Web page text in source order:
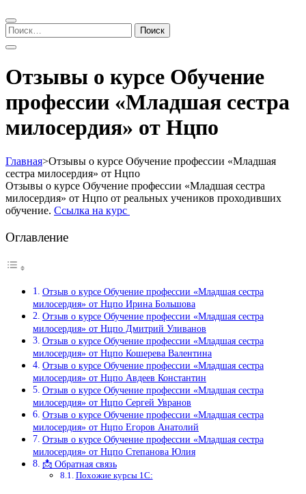
Найти:
Отзывы о курсе Обучение
профессии «Младшая сестра
милосердия» от Нцпо
Главная>Отзывы о курсе Обучение профессии «Младшая
сестра милосердия» от Нцпо
Отзывы о курсе Обучение профессии «Младшая сестра
милосердия» от Нцпо от реальных учеников проходивших
обучение. Ссылка на курс
Оглавление
Отзыв о курсе Обучение профессии «Младшая сестра
милосердия» от Нцпо Ирина Большова
Отзыв о курсе Обучение профессии «Младшая сестра
милосердия» от Нцпо Дмитрий Уливанов
Отзыв о курсе Обучение профессии «Младшая сестра
милосердия» от Нцпо Кошерева Валентина
Отзыв о курсе Обучение профессии «Младшая сестра
милосердия» от Нцпо Авдеев Константин
Отзыв о курсе Обучение профессии «Младшая сестра
милосердия» от Нцпо Сергей Увранов
Отзыв о курсе Обучение профессии «Младшая сестра
милосердия» от Нцпо Егоров Анатолий
Отзыв о курсе Обучение профессии «Младшая сестра
милосердия» от Нцпо Степанова Юлия
📩 Обратная связь
Похожие курсы 1С: